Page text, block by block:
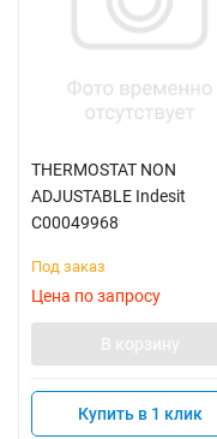
THERMOSTAT NON
ADJUSTABLE Indesit
C00049968
Под заказ
Цена по запросу
В корзину
Купить в 1 клик